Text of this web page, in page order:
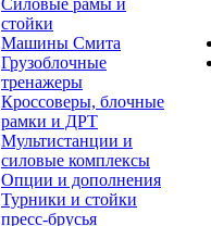
Силовые рамы и
стойки
Машины Смита
Грузоблочные
тренажеры
Кроссоверы, блочные
рамки и ДРТ
Мультистанции и
силовые комплексы
Опции и дополнения
Турники и стойки
пресс-брусья